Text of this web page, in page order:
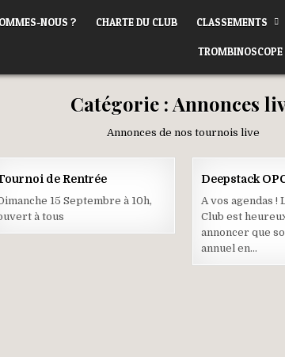
NOUS ? CHARTE DU CLUB CLASSEMENTS
TROMBINOSCOPE
Catégorie :Annonces
Annonces de nos tournois live
2019
de Rentrée
15 Septembre à 10h,
à tous
Deepstack
A vos agendas !
Club est
annoncer que
annuel en…